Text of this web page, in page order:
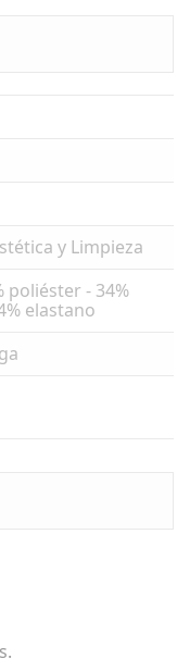
y Limpieza
poliéster - 34%
elastano